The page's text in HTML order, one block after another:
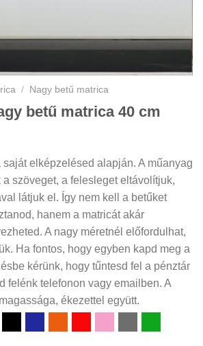
/ Nagy betű matrica
betű matrica 40 cm
elképzelésed alapján. A műanyag
szöveget, a felesleget eltávolítjuk,
látjuk el. Így nem kell a betűket
hanem a matricát akár
A nagy méretnél előfordulhat,
Ha fontos, hogy egyben kapd meg a
kérünk, hogy tűntesd fel a pénztár
felénk telefonon vagy emailben. A
ékezettel együtt.